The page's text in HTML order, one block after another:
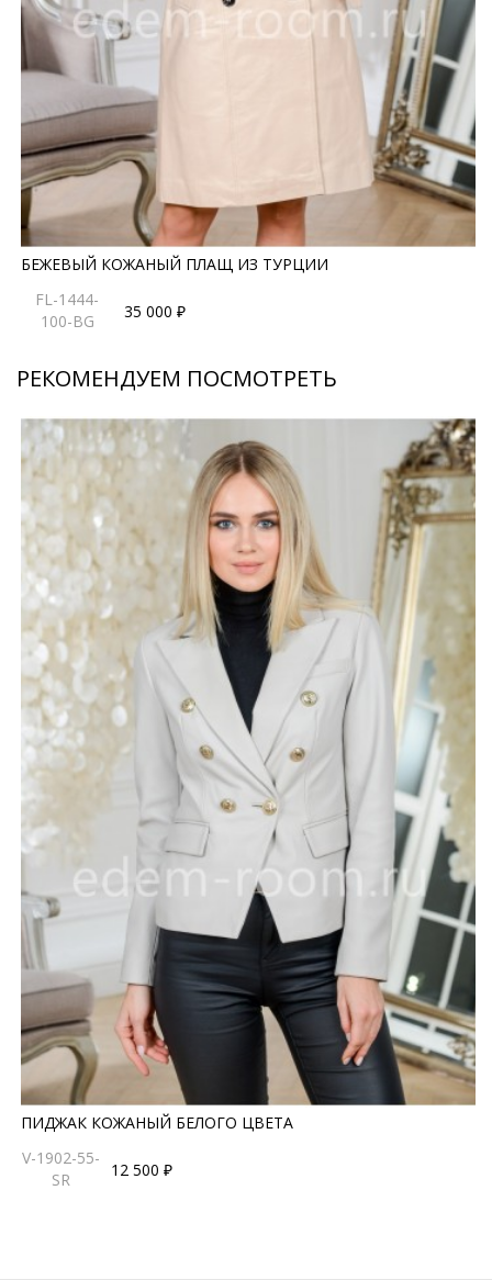
БЕЖЕВЫЙ КОЖАНЫЙ ПЛАЩ ИЗ ТУРЦИИ
FL-1444-
100-BG
35 000 ₽
РЕКОМЕНДУЕМ ПОСМОТРЕТЬ
ПИДЖАК КОЖАНЫЙ БЕЛОГО ЦВЕТА
V-1902-55-
SR
12 500 ₽